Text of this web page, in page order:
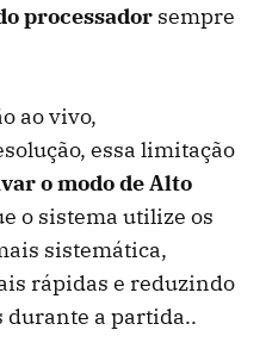
processador sempre
ao vivo,
essa limitação
o modo de Alto
o sistema utilize os
sistemática,
rápidas e reduzindo
durante a partida..